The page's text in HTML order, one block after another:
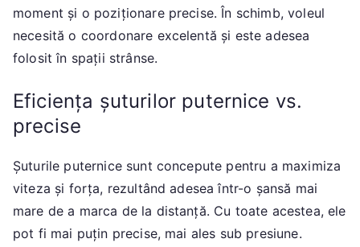
moment și o poziționare precise. În schimb, voleul
necesită o coordonare excelentă și este adesea
folosit în spații strânse.
Eficiența șuturilor puternice vs.
precise
Șuturile puternice sunt concepute pentru a maximiza
viteza și forța, rezultând adesea într-o șansă mai
mare de a marca de la distanță. Cu toate acestea, ele
pot fi mai puțin precise, mai ales sub presiune.